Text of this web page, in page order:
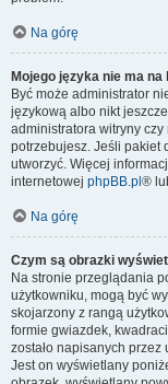
Na górę
Mojego języka nie ma na
Być może administrator
językową albo nikt
administratora witryny
potrzebujesz. Jeśli pakiet
utworzyć. Więcej
internetowej phpBB.pl ®
Na górę
Czym są obrazki
Na stronie przeglądania
użytkowniku, mogą być
skojarzony z rangą
formie gwiazdek,
zostało napisanych
Jest on wyświetlany